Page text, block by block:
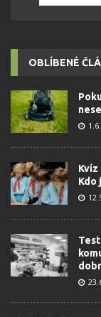
OBLÍBENÉ
Kdo